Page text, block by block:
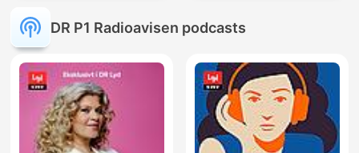
DR P1 Radioavisen podcasts